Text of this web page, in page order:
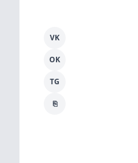
VK
OK
TG
⎘